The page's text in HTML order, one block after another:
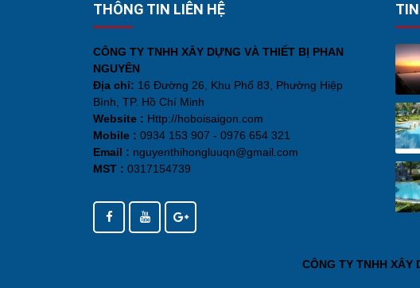
THÔNG TIN LIÊN HỆ
CÔNG TY TNHH XÂY DỰNG VÀ THIẾT BỊ PHAN
NGUYÊN
Địa chỉ: 16 Đường 26, Khu Phố 83, Phường Hiệp
Bình, TP. Hồ Chí Minh
Website : Http://hoboisaigon.com
Mobile : 0934 153 907 - 0976 654 321
Email : nguyenthihongluuqn@gmail.com
MST : 0317154739
CÔNG TY TNHH XÂY